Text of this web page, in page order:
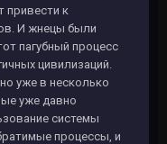
привести к
И жнецы были
пагубный процесс
цивилизаций.
уже в несколько
уже давно
системы
процессы, и